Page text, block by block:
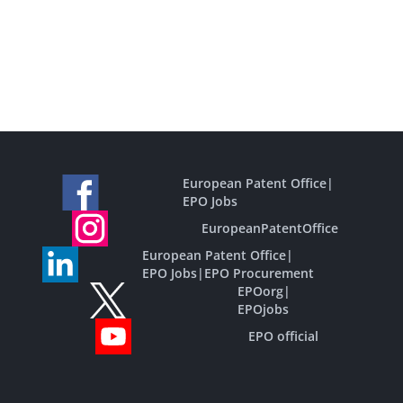
European Patent Office|
EPO Jobs
EuropeanPatentOffice
European Patent Office|
EPO Jobs| EPO Procurement
EPOorg|
EPOjobs
EPO official